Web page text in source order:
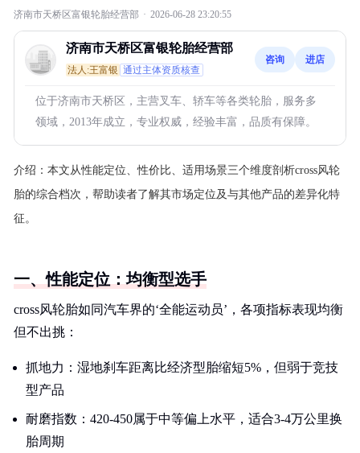
济南市天桥区富银轮胎经营部 · 2026-06-28 23:20:55
济南市天桥区富银轮胎经营部
法人:王富银 通过主体资质核查
咨询 进店
位于济南市天桥区，主营叉车、轿车等各类轮胎，服务多
领域，2013年成立，专业权威，经验丰富，品质有保障。
介绍： 本文从性能定位、性价比、适用场景三个维度剖析cross风轮
胎的综合档次，帮助读者了解其市场定位及与其他产品的差异化特
征。
一、性能定位：均衡型选手
cross风轮胎如同汽车界的‘全能运动员’，各项指标表现均衡
但不出挑：
抓地力：湿地刹车距离比经济型胎缩短5%，但弱于竞技
型产品
耐磨指数：420-450属于中等偏上水平，适合3-4万公里换
胎周期